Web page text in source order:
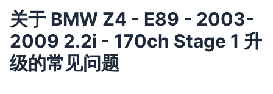
关于 BMW Z4 - E89 - 2003-
2009 2.2i - 170ch Stage 1 升
级的常见问题